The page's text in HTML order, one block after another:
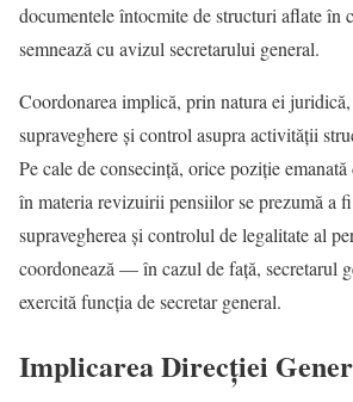
documentele întocmite de structuri aflate în
semnează cu avizul secretarului general.
Coordonarea implică, prin natura ei
supraveghere și control asupra activității
Pe cale de consecință, orice poziție
în materia revizuirii pensiilor se prezumă a
supravegherea și controlul de legalitate al
coordonează — în cazul de față, secretarul
exercită funcția de secretar general.
Implicarea Direcției